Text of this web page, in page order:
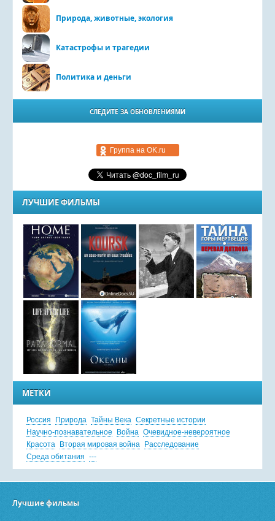
Природа, животные, экология
Катастрофы и трагедии
Политика и деньги
СЛЕДИТЕ ЗА ОБНОВЛЕНИЯМИ
Группа на OK.ru
ЛУЧШИЕ ФИЛЬМЫ
МЕТКИ
Россия Природа Тайны Века Секретные истории
Научно-познавательное
Война Очевидное-невероятное
Красота
Вторая мировая война
Расследование
Среда обитания ---
Лучшие фильмы